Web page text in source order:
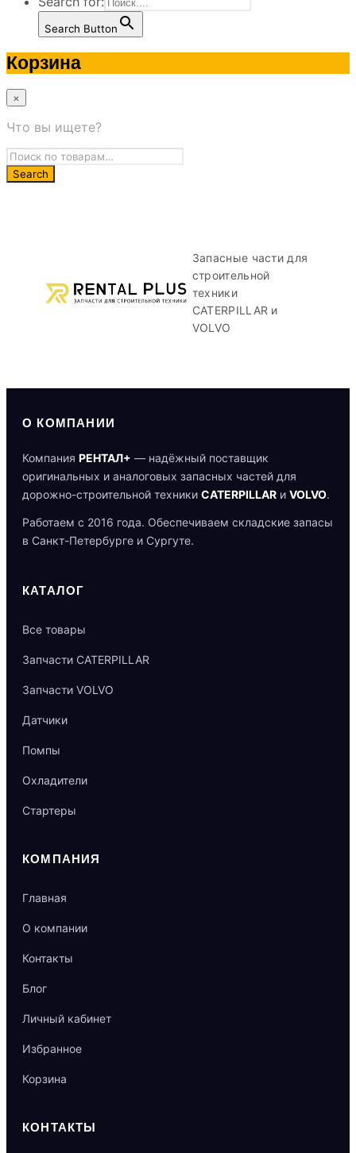
Search Button
Корзина
×
Что вы ищете?
Запасные части для
строительной
техники
CATERPILLAR и
VOLVO
О КОМПАНИИ
Компания РЕНТАЛ+ — надёжный поставщик
оригинальных и аналоговых запасных частей для
дорожно-строительной техники CATERPILLAR и VOLVO.
Работаем с 2016 года. Обеспечиваем складские запасы
в Санкт-Петербурге и Сургуте.
КАТАЛОГ
Все товары
Запчасти CATERPILLAR
Запчасти VOLVO
Датчики
Помпы
Охладители
Стартеры
КОМПАНИЯ
Главная
О компании
Контакты
Блог
Личный кабинет
Избранное
Корзина
КОНТАКТЫ